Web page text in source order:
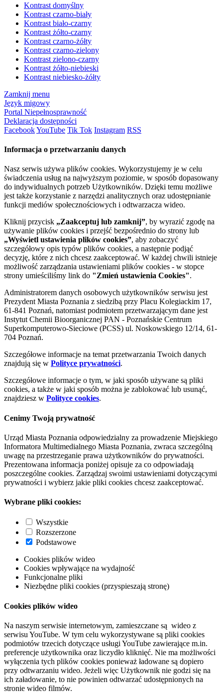
Kontrast domyślny
Kontrast czarno-biały
Kontrast biało-czarny
Kontrast żółto-czarny
Kontrast czarno-żółty
Kontrast czarno-zielony
Kontrast zielono-czarny
Kontrast żółto-niebieski
Kontrast niebiesko-żółty
Zamknij menu
Język migowy
Portal Niepełnosprawność
Deklaracja dostępności
FacebookYouTube Tik Tok Instagram RSS
Informacja o przetwarzaniu danych
Nasz serwis używa plików cookies. Wykorzystujemy je w celu
świadczenia usług na najwyższym poziomie, w sposób dopasowany
do indywidualnych potrzeb Użytkowników. Dzięki temu możliwe
jest także korzystanie z narzędzi analitycznych oraz udostępnianie
funkcji mediów społecznościowych i odtwarzacza wideo.
Kliknij przycisk „Zaakceptuj lub zamknij”, by wyrazić zgodę na
używanie plików cookies i przejść bezpośrednio do strony lub
„Wyświetl ustawienia plików cookies”, aby zobaczyć
szczegółowy opis typów plików cookies, a następnie podjąć
decyzję, które z nich chcesz zaakceptować. W każdej chwili istnieje
możliwość zarządzania ustawieniami plików cookies - w stopce
strony umieściliśmy link do "Zmień ustawienia Cookies".
Administratorem danych osobowych użytkowników serwisu jest
Prezydent Miasta Poznania z siedzibą przy Placu Kolegiackim 17,
61-841 Poznań, natomiast podmiotem przetwarzającym dane jest
Instytut Chemii Bioorganicznej PAN - Poznańskie Centrum
Superkomputerowo-Sieciowe (PCSS) ul. Noskowskiego 12/14, 61-
704 Poznań.
Szczegółowe informacje na temat przetwarzania Twoich danych
znajdują się w Polityce prywatności.
Szczegółowe informacje o tym, w jaki sposób używane są pliki
cookies, a także w jaki sposób można je zablokować lub usunąć,
znajdziesz w Polityce cookies.
Cenimy Twoją prywatność
Urząd Miasta Poznania odpowiedzialny za prowadzenie Miejskiego
Informatora Multimedialnego Miasta Poznania, zwraca szczególną
uwagę na przestrzeganie prawa użytkowników do prywatności.
Prezentowana informacja poniżej opisuje za co odpowiadają
poszczególne cookies. Zarządzaj swoimi ustawieniami dotyczącymi
prywatności i wybierz jakie pliki cookies chcesz zaakceptować.
Wybrane pliki cookies:
Wszystkie
Rozszerzone
Podstawowe
Cookies plików wideo
Cookies wpływające na wydajność
Funkcjonalne pliki
Niezbędne pliki cookies (przyspieszają stronę)
Cookies plików wideo
Na naszym serwisie internetowym, zamieszczane są wideo z
serwisu YouTube. W tym celu wykorzystywane są pliki cookies
podmiotów trzecich dotyczące usługi YouTube zawierające m.in.
preferencje użytkownika oraz liczydło kliknięć. Nie ma możliwości
wyłączenia tych plików cookies ponieważ ładowane są dopiero
przy odtwarzaniu wideo. Jeżeli więc Użytkownik nie godzi się na
ich załadowanie, to nie powinien odtwarzać udostępnionych na
stronie wideo filmów.